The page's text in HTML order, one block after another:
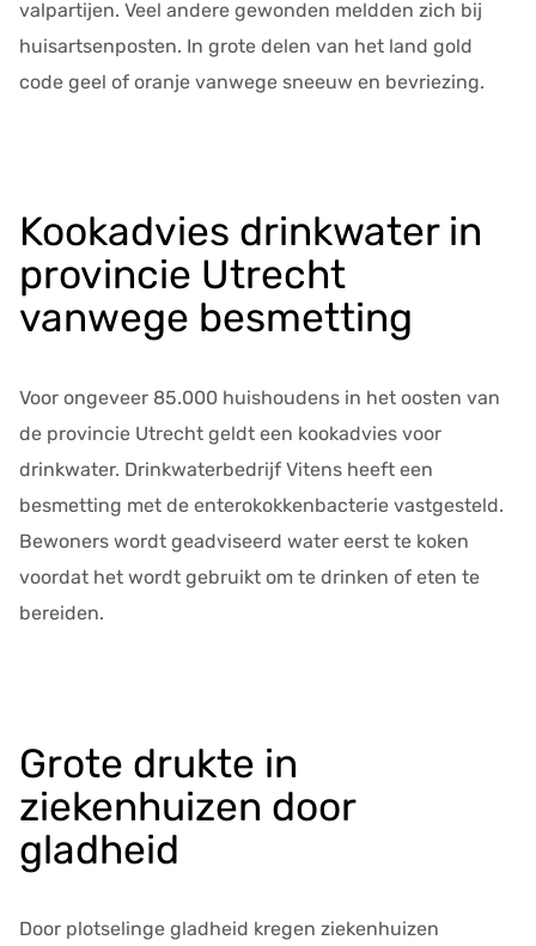
valpartijen. Veel andere gewonden meldden zich bij
huisartsenposten. In grote delen van het land gold
code geel of oranje vanwege sneeuw en bevriezing.
Kookadvies drinkwater in
provincie Utrecht
vanwege besmetting
Voor ongeveer 85.000 huishoudens in het oosten van
de provincie Utrecht geldt een kookadvies voor
drinkwater. Drinkwaterbedrijf Vitens heeft een
besmetting met de enterokokkenbacterie vastgesteld.
Bewoners wordt geadviseerd water eerst te koken
voordat het wordt gebruikt om te drinken of eten te
bereiden.
Grote drukte in
ziekenhuizen door
gladheid
Door plotselinge gladheid kregen ziekenhuizen